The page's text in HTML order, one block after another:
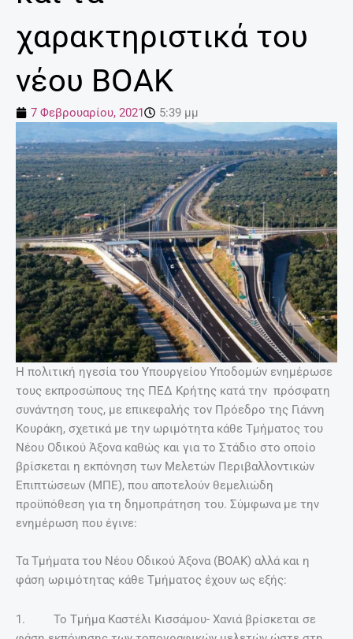
χαρακτηριστικά του
νέου ΒΟΑΚ
7 Φεβρουαρίου, 2021 5:39 μμ
Η πολιτική ηγεσία του Υπουργείου Υποδομών ενημέρωσε
τους εκπροσώπους της ΠΕΔ Κρήτης κατά την πρόσφατη
συνάντηση τους, με επικεφαλής τον Πρόεδρο της Γιάννη
Κουράκη, σχετικά με την ωριμότητα κάθε Τμήματος του
Νέου Οδικού Άξονα καθώς και για το Στάδιο στο οποίο
βρίσκεται η εκπόνηση των Μελετών Περιβαλλοντικών
Επιπτώσεων (ΜΠΕ), που αποτελούν θεμελιώδη
προϋπόθεση για τη δημοπράτηση του. Σύμφωνα με την
ενημέρωση που έγινε:
Τα Τμήματα του Νέου Οδικού Άξονα (ΒΟΑΚ) αλλά και η
φάση ωριμότητας κάθε Τμήματος έχουν ως εξής:
1. Το Τμήμα Καστέλι Κισσάμου- Χανιά βρίσκεται σε